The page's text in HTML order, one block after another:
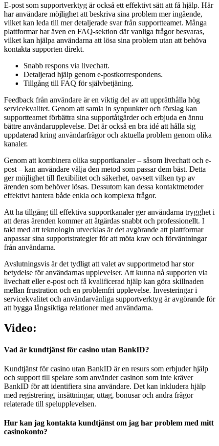
E-post som supportverktyg är också ett effektivt sätt att få hjälp. Här
har användare möjlighet att beskriva sina problem mer ingående,
vilket kan leda till mer detaljerade svar från supportteamet. Många
plattformar har även en FAQ-sektion där vanliga frågor besvaras,
vilket kan hjälpa användarna att lösa sina problem utan att behöva
kontakta supporten direkt.
Snabb respons via livechatt.
Detaljerad hjälp genom e-postkorrespondens.
Tillgång till FAQ för självbetjäning.
Feedback från användare är en viktig del av att upprätthålla hög
servicekvalitet. Genom att samla in synpunkter och förslag kan
supportteamet förbättra sina supportåtgärder och erbjuda en ännu
bättre användarupplevelse. Det är också en bra idé att hålla sig
uppdaterad kring användarfrågor och aktuella problem genom olika
kanaler.
Genom att kombinera olika supportkanaler – såsom livechatt och e-
post – kan användare välja den metod som passar dem bäst. Detta
ger möjlighet till flexibilitet och säkerhet, oavsett vilken typ av
ärenden som behöver lösas. Dessutom kan dessa kontaktmetoder
effektivt hantera både enkla och komplexa frågor.
Att ha tillgång till effektiva supportkanaler ger användarna trygghet i
att deras ärenden kommer att åtgärdas snabbt och professionellt. I
takt med att teknologin utvecklas är det avgörande att plattformar
anpassar sina supportstrategier för att möta krav och förväntningar
från användarna.
Avslutningsvis är det tydligt att valet av supportmetod har stor
betydelse för användarnas upplevelser. Att kunna nå supporten via
livechatt eller e-post och få kvalificerad hjälp kan göra skillnaden
mellan frustration och en problemfri upplevelse. Investeringar i
servicekvalitet och användarvänliga supportverktyg är avgörande för
att bygga långsiktiga relationer med användarna.
Video:
Vad är kundtjänst för casino utan BankID?
Kundtjänst för casino utan BankID är en resurs som erbjuder hjälp
och support till spelare som använder casinon som inte kräver
BankID för att identifiera sina användare. Det kan inkludera hjälp
med registrering, insättningar, uttag, bonusar och andra frågor
relaterade till spelupplevelsen.
Hur kan jag kontakta kundtjänst om jag har problem med mitt
casinokonto?